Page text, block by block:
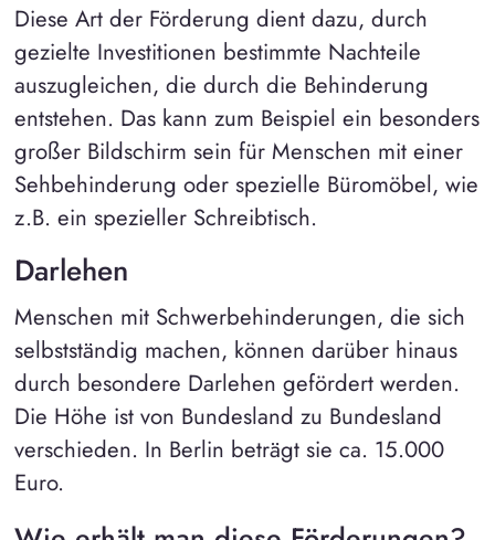
Diese Art der Förderung dient dazu, durch
gezielte Investitionen bestimmte Nachteile
auszugleichen, die durch die Behinderung
entstehen. Das kann zum Beispiel ein besonders
großer Bildschirm sein für Menschen mit einer
Sehbehinderung oder spezielle Büromöbel, wie
z.B. ein spezieller Schreibtisch.
Darlehen
Menschen mit Schwerbehinderungen, die sich
selbstständig machen, können darüber hinaus
durch besondere Darlehen gefördert werden.
Die Höhe ist von Bundesland zu Bundesland
verschieden. In Berlin beträgt sie ca. 15.000
Euro.